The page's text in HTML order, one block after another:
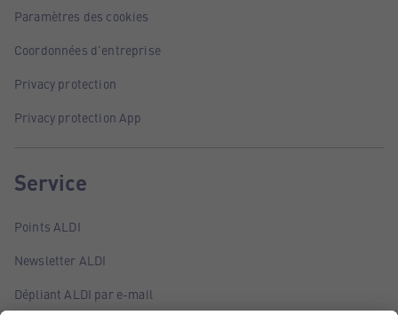
Paramètres des cookies
Coordonnées d'entreprise
Privacy protection
Privacy protection App
Service
Points ALDI
Newsletter ALDI
Dépliant ALDI par e-mail